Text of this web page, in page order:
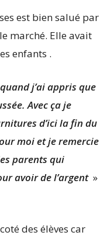
est bien salué par
marché. Elle avait
enfants .
j’ai appris que
Avec ça je
d’ici la fin du
moi et je remercie
parents qui
avoir de l’argent»
des élèves car